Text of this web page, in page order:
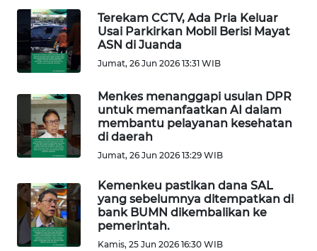
Terekam CCTV, Ada Pria Keluar
Usai Parkirkan Mobil Berisi Mayat
ASN di Juanda
Jumat, 26 Jun 2026 13:31 WIB
Menkes menanggapi usulan DPR
untuk memanfaatkan AI dalam
membantu pelayanan kesehatan
di daerah
Jumat, 26 Jun 2026 13:29 WIB
Kemenkeu pastikan dana SAL
yang sebelumnya ditempatkan di
bank BUMN dikembalikan ke
pemerintah.
Kamis, 25 Jun 2026 16:30 WIB
WN
DANAU
TOBA
NIAS
WN
LANGKAT
WN
TAPANULI
SELATAN